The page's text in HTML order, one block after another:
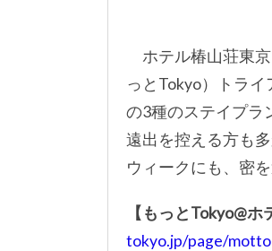
ホテル椿山荘東京
っとTokyo）トラ
の3種のステイプラ
遠出を控える方も
ウィークにも、密
【もっとTokyo@
tokyo.jp/page/